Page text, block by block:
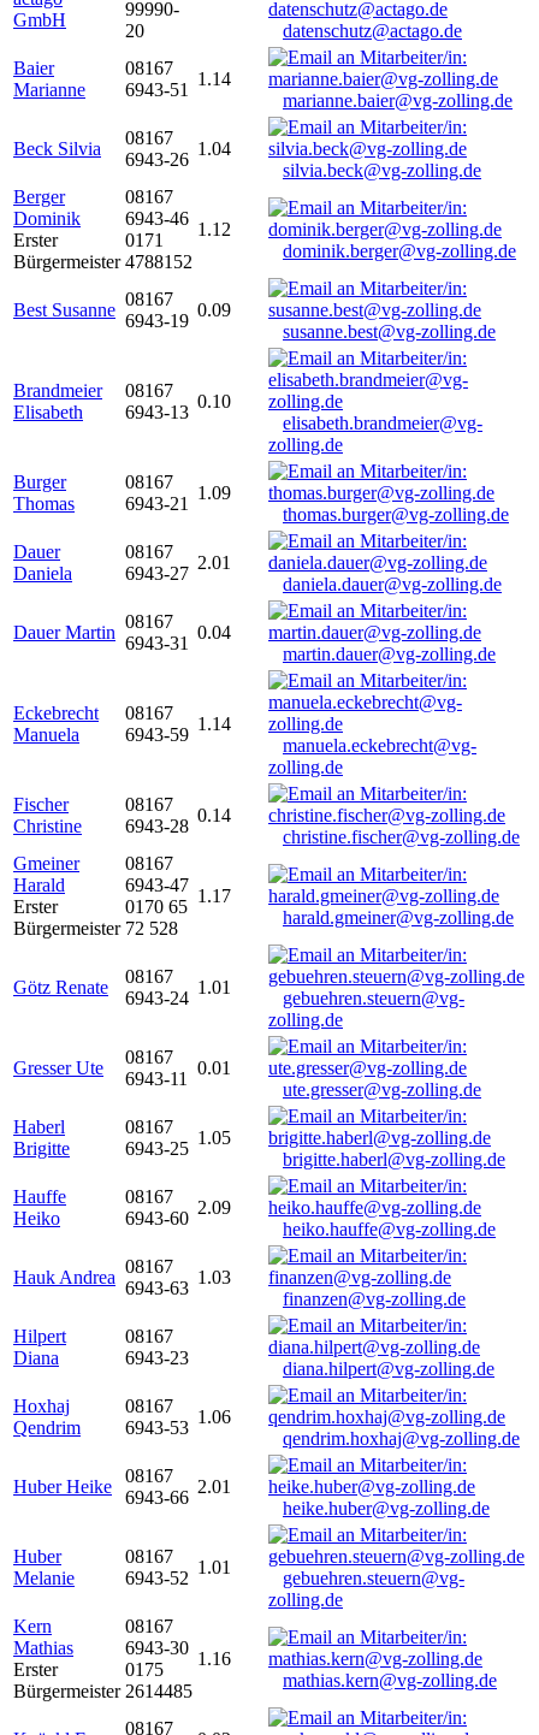
GmbH
99990-
20
datenschutz@actago.de
Baier
Marianne
08167
6943-51
1.14
marianne.baier@vg-zolling.de
Beck Silvia
08167
6943-26
1.04
silvia.beck@vg-zolling.de
Berger
Dominik
Erster
Bürgermeister
08167
6943-46
0171
4788152
1.12
dominik.berger@vg-zolling.de
Best Susanne
08167
6943-19
0.09
susanne.best@vg-zolling.de
Brandmeier
Elisabeth
08167
6943-13
0.10
elisabeth.brandmeier@vg-
zolling.de
Burger
Thomas
08167
6943-21
1.09
thomas.burger@vg-zolling.de
Dauer
Daniela
08167
6943-27
2.01
daniela.dauer@vg-zolling.de
Dauer Martin
08167
6943-31
0.04
martin.dauer@vg-zolling.de
Eckebrecht
Manuela
08167
6943-59
1.14
manuela.eckebrecht@vg-
zolling.de
Fischer
Christine
08167
6943-28
0.14
christine.fischer@vg-zolling.de
Gmeiner
Harald
Erster
Bürgermeister
08167
6943-47
0170 65
72 528
1.17
harald.gmeiner@vg-zolling.de
Götz Renate
08167
6943-24
1.01
gebuehren.steuern@vg-
zolling.de
Gresser Ute
08167
6943-11
0.01
ute.gresser@vg-zolling.de
Haberl
Brigitte
08167
6943-25
1.05
brigitte.haberl@vg-zolling.de
Hauffe
Heiko
08167
6943-60
2.09
heiko.hauffe@vg-zolling.de
Hauk Andrea
08167
6943-63
1.03
finanzen@vg-zolling.de
Hilpert
Diana
08167
6943-23
diana.hilpert@vg-zolling.de
Hoxhaj
Qendrim
08167
6943-53
1.06
qendrim.hoxhaj@vg-zolling.de
Huber Heike
08167
6943-66
2.01
heike.huber@vg-zolling.de
Huber
Melanie
08167
6943-52
1.01
gebuehren.steuern@vg-
zolling.de
Kern
Mathias
Erster
Bürgermeister
08167
6943-30
0175
2614485
1.16
mathias.kern@vg-zolling.de
08167